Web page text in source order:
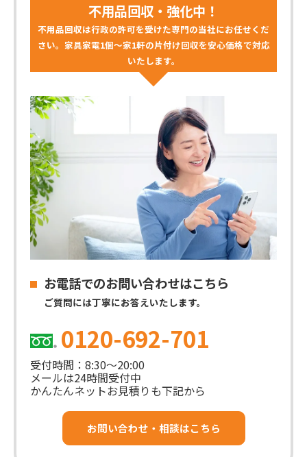
不用品回収・強化中！
不用品回収は行政の許可を受けた専門の当社にお任せくだ
さい。家具家電1個～家1軒の片付け回収を安心価格で対応
いたします。
お電話でのお問い合わせはこちら
ご質問には丁寧にお答えいたします。
0120-692-701
受付時間：8:30～20:00
メールは24時間受付中
かんたんネットお見積りも下記から
お問い合わせ・相談はこちら